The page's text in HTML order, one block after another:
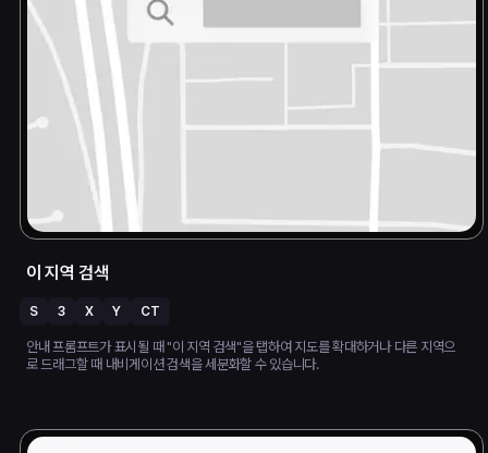
이 지역 검색
S 3 X Y CT
안내 프롬프트가 표시될 때 "이 지역 검색"을 탭하여 지도를 확대하거나 다른 지역으
로 드래그할 때 내비게이션 검색을 세분화할 수 있습니다.